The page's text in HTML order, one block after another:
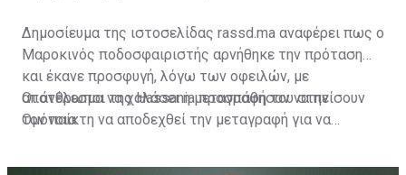
Δημοσίευμα της ιστοσελίδας rassd.ma αναφέρει πως ο
Μαροκινός ποδοσφαιριστής αρνήθηκε την πρόταση
και έκανε προσφυγή, λόγω των οφειλών, με
αποτέλεσμα να χαλάσει η μεταγραφή του στην
Ομόνοια.
Οι άνθρωποι της Hassania προσπάθησαν να πείσουν
τον παίκτη να αποδεχθεί την μεταγραφή για να
μετακίνησή του, αλλά ο παίκτης αρνήθηκε και επέμεινε